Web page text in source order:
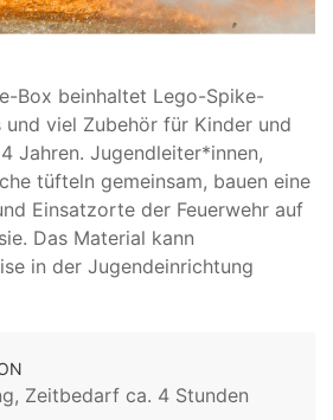
Box beinhaltet Lego-Spike-
viel Zubehör für Kinder und
Jahren. Jugendleiter*innen,
tüfteln gemeinsam, bauen eine
Einsatzorte der Feuerwehr auf
Das Material kann
in der Jugendeinrichtung
Zeitbedarf ca. 4 Stunden